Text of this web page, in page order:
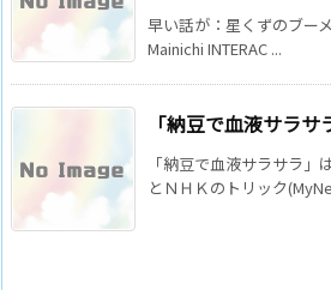
早い話が：星くずのブー
Mainichi INTERAC ...
「納豆で血液サラサ
「納豆で血液サラサラ
とＮＨＫのトリック